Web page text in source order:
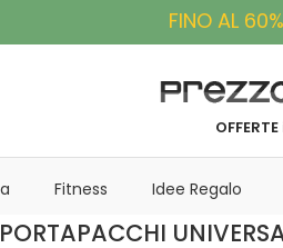
FINO AL
Fitness Idee Regalo